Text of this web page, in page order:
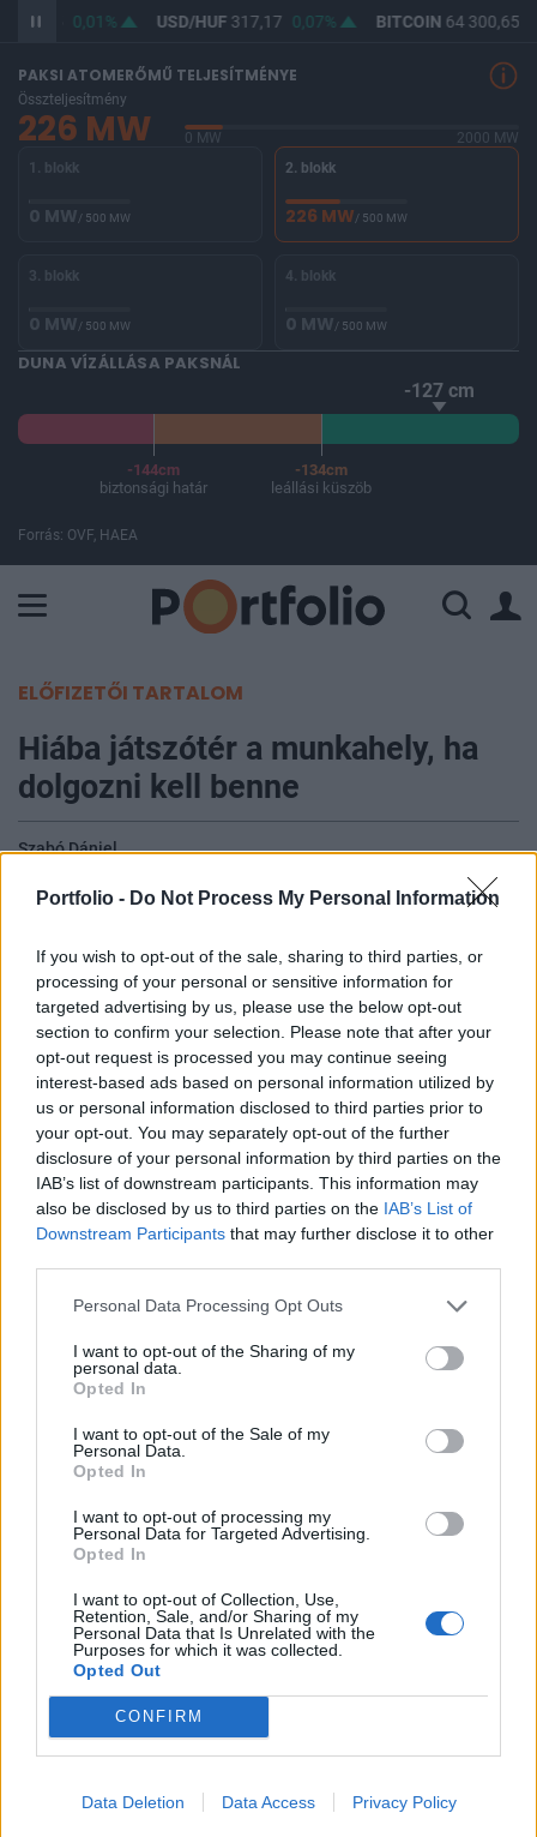
Portfolio - Do Not Process My Personal Information
If you wish to opt-out of the sale, sharing to third parties, or
processing of your personal or sensitive information for
targeted advertising by us, please use the below opt-out
section to confirm your selection. Please note that after your
opt-out request is processed you may continue seeing
interest-based ads based on personal information utilized by
us or personal information disclosed to third parties prior to
your opt-out. You may separately opt-out of the further
disclosure of your personal information by third parties on the
IAB’s list of downstream participants. This information may
also be disclosed by us to third parties on the IAB’s List of
Downstream Participants that may further disclose it to other
Personal Data Processing Opt Outs
I want to opt-out of the Sharing of my
personal data.
Opted In
I want to opt-out of the Sale of my
Personal Data.
Opted In
I want to opt-out of processing my
Personal Data for Targeted Advertising.
Opted In
I want to opt-out of Collection, Use,
Retention, Sale, and/or Sharing of my
Personal Data that Is Unrelated with the
Purposes for which it was collected.
Opted Out
CONFIRM
Data Deletion Data Access Privacy Policy
365,45 0,01% USD/HUF317,17 0,07% BITCOIN64 300,65
PAKSI ATOMERŐMŰ TELJESÍTMÉNYE
Összteljesítmény
226 MW 0 MW
2000 MW
1. blokk
0 MW/ 500 MW
2. blokk
226 MW/ 500 MW
3. blokk
0 MW/ 500 MW
4. blokk
0 MW/ 500 MW
DUNA VÍZÁLLÁSA PAKSNÁL
-127 cm
-144cm
biztonsági határ
-134cm
leállási küszöb
Forrás: OVF, HAEA
ELŐFIZETŐI TARTALOM
Hiába játszótér a munkahely, ha
dolgozni kell benne
Szabó Dániel
röplabdapálya, céges bicikli, vagy éppen digitális
focipálya, a home office-szal semmi sem
versenyezhet. A világ egyik legkellemesebb
munkakörnyezeteként emlegetett Googleplex
sem elég vonzó már a dolgozóknak, a
szakszervezet pedig abba sem hajlandó
belemenni, hogy heti három napot kelljen bent
tölteni abban az irodában, amelyet direkt a
munkavállalók szórakoztatására találtak ki.
Helyszíni riport Mountain Viewból, a Google
bronz dinoszaurusz-csontváz, újabb harminc lépésnyire
pedig lelakatolatlan biciklik sorakoznak Mountain Viewban,
csak nem is a Jurassic Park legújabb részének ott felejtett
díszlete, hanem ez a világ egyik leginkább a dolgozói
jólétre fókuszáló munkahelye, a Googleplex....
A keresett cikk a portfolio.hu hírarchívumához
tartozik, melynek olvasása előfizetéses
regisztrációhoz kötött.
Az előfizetés a következőket tartalmazza:
Portfolio.hu teljes cikkarchívum
Kötéslisták: BÉT elmúlt 2 év napon belüli